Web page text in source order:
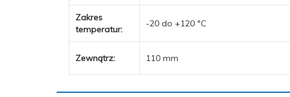
Zakres
temperatur:
-20 do +120 °C
Zewnątrz: 110 mm